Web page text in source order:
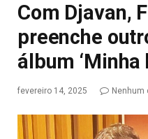
Com Djavan,
preenche
álbum ‘Minha
fevereiro 14, 2025 Nenhum